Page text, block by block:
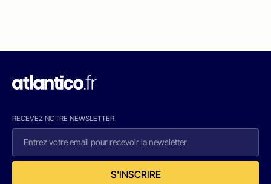
RECEVEZ NOTRE NEWSLETTER
S'INSCRIRE